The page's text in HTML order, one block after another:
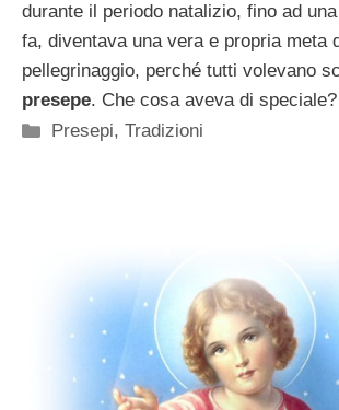
durante il periodo natalizio, fino ad
fa, diventava una vera e propria meta
pellegrinaggio, perché tutti volevano
presepe. Che cosa aveva di speciale?
Categorie
Presepi,Tradizioni